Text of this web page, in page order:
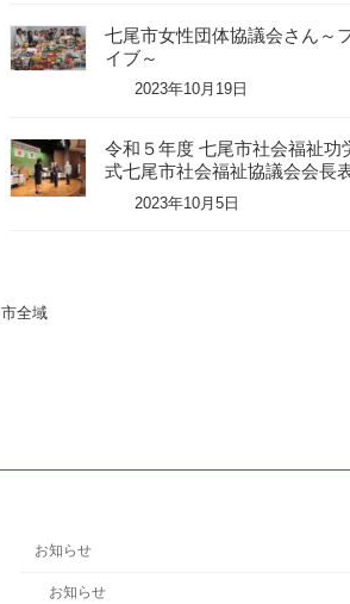
七尾市女性団体協議会さん～
イブ～
2023年10月19日
令和５年度 七尾市社会福祉功
式七尾市社会福祉協議会会長
2023年10月5日
市全域
お知らせ
お知らせ